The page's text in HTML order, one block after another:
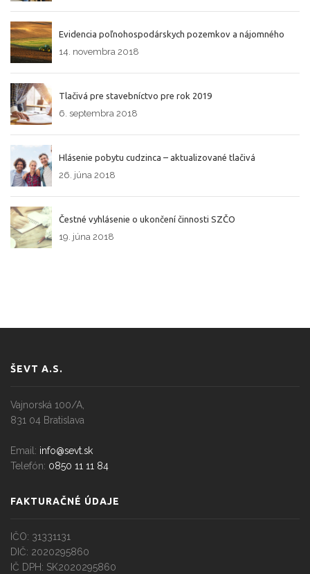
Evidencia poľnohospodárskych pozemkov a nájomného
14. novembra 2018
Tlačivá pre stavebníctvo pre rok 2019
6. septembra 2018
Hlásenie pobytu cudzinca – aktualizované tlačivá
26. júna 2018
Čestné vyhlásenie o ukončení činnosti SZČO
19. júna 2018
ŠEVT A.S.
Vajnorská 100/A,
831 04 Bratislava
Email: info@sevt.sk
Telefón: 0850 11 11 84
FAKTURAČNÉ ÚDAJE
IČO: 31331131
DIČ: 2020295860
IČ DPH: SK2020295860